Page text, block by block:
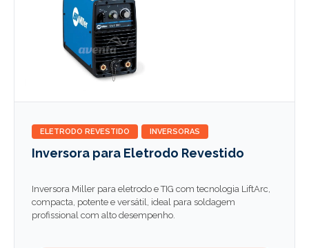
ELETRODO REVESTIDO INVERSORAS
Inversora para Eletrodo Revestido
Inversora Miller para eletrodo e TIG com tecnologia LiftArc,
compacta, potente e versátil, ideal para soldagem
profissional com alto desempenho.